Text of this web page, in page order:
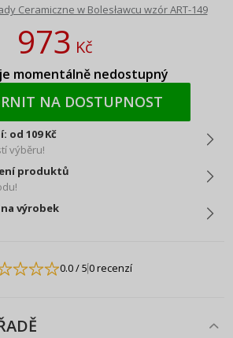
Ceramiczne w Bolesławcu wzór ART-149
973Kč
momentálně nedostupný
NA DOSTUPNOST
od 109 Kč
výběru!
produktů
výrobek
0.0/ 50 recenzí